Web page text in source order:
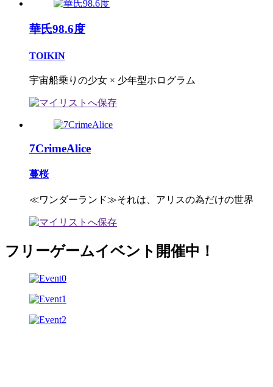
華氏98.6度
TOIKIN
宇宙船乗りの少女 × 少年型ホログラム
7CrimeAlice
蔓桜
≪ワンダーランド≫それは、アリスの為だけの世界
フリーゲームイベント開催中！